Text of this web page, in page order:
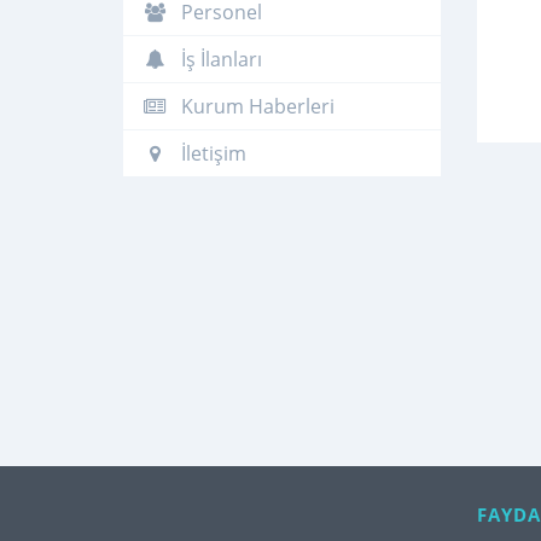
Personel
İş İlanları
Kurum Haberleri
İletişim